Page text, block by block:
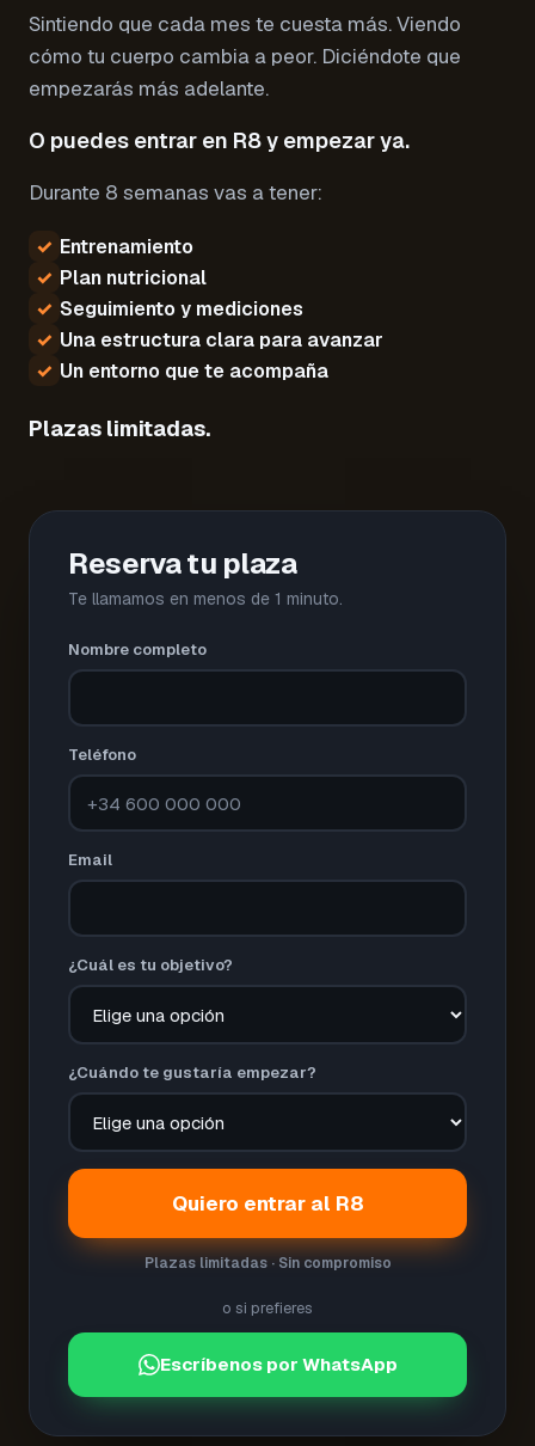
Sintiendo que cada mes te cuesta más. Viendo
cómo tu cuerpo cambia a peor. Diciéndote que
empezarás más adelante.
O puedes entrar en R8 y empezar ya.
Durante 8 semanas vas a tener:
✓ Entrenamiento
✓ Plan nutricional
✓ Seguimiento y mediciones
✓ Una estructura clara para avanzar
✓ Un entorno que te acompaña
Plazas limitadas.
Reserva tu plaza
Te llamamos en menos de 1 minuto.
Nombre completo
Teléfono
Email
¿Cuál es tu objetivo?
¿Cuándo te gustaría empezar?
Quiero entrar al R8
Plazas limitadas · Sin compromiso
o si prefieres
Escríbenos por WhatsApp